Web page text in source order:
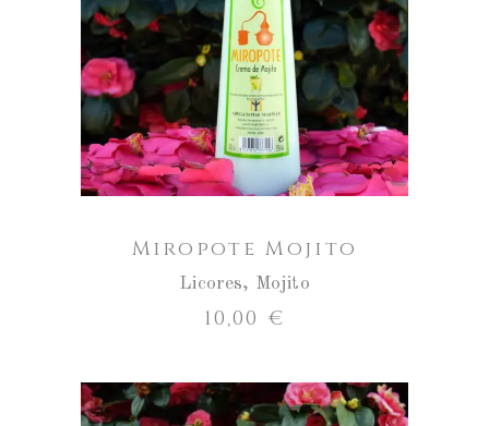
AÑADIR AL CARRITO
Miropote Mojito
Licores, Mojito
10,00 €